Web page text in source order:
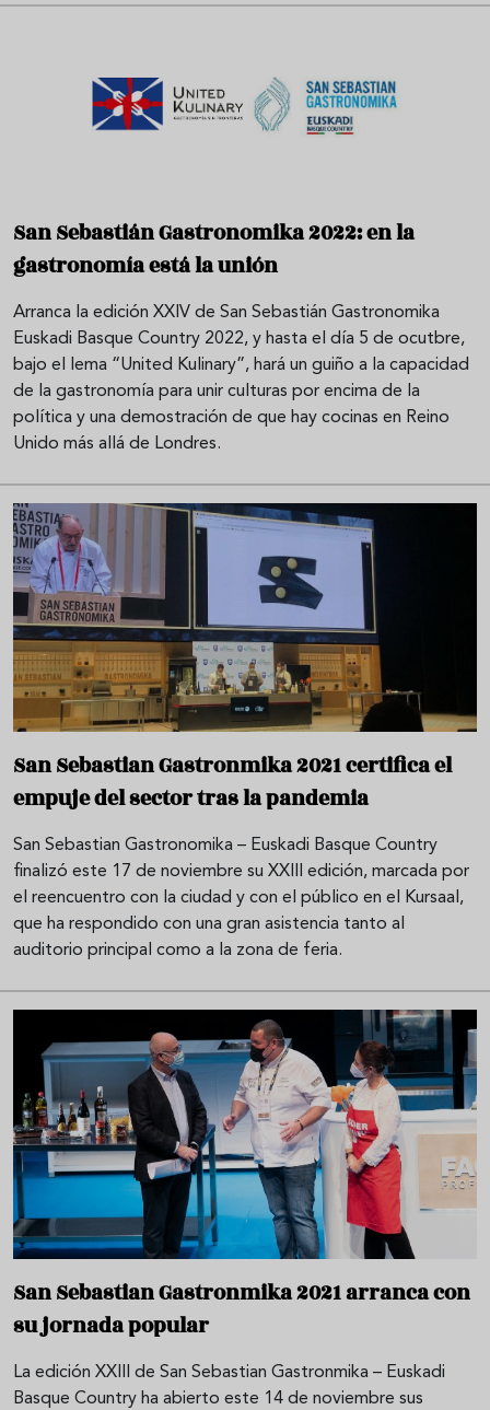
San Sebastián Gastronomika 2022: en la
gastronomía está la unión
Arranca la edición XXIV de San Sebastián Gastronomika
Euskadi Basque Country 2022, y hasta el día 5 de ocutbre,
bajo el lema “United Kulinary”, hará un guiño a la capacidad
de la gastronomía para unir culturas por encima de la
política y una demostración de que hay cocinas en Reino
Unido más allá de Londres.
San Sebastian Gastronmika 2021 certifica el
empuje del sector tras la pandemia
San Sebastian Gastronomika – Euskadi Basque Country
finalizó este 17 de noviembre su XXIII edición, marcada por
el reencuentro con la ciudad y con el público en el Kursaal,
que ha respondido con una gran asistencia tanto al
auditorio principal como a la zona de feria.
San Sebastian Gastronmika 2021 arranca con
su jornada popular
La edición XXIII de San Sebastian Gastronmika – Euskadi
Basque Country ha abierto este 14 de noviembre sus